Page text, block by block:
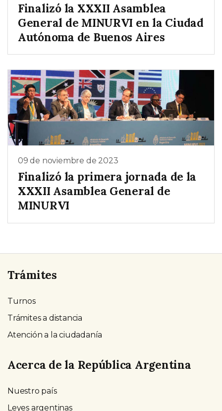
Finalizó la XXXII Asamblea
General de MINURVI en la Ciudad
Autónoma de Buenos Aires
09 de noviembre de 2023
Finalizó la primera jornada de la
XXXII Asamblea General de
MINURVI
Trámites
Turnos
Trámites a distancia
Atención a la ciudadanía
Acerca de la República Argentina
Nuestro país
Leyes argentinas